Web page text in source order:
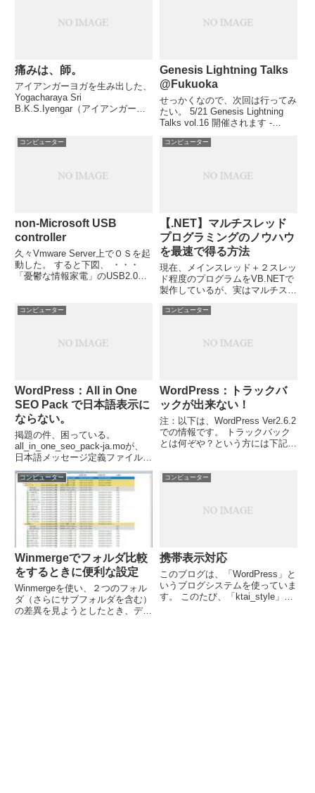
痛みは、師。
アイアンガーヨガを生み出した、
Yogacharaya Sri
B.K.S.Iyengar（アイアンガー
みはあなたを導くためのものであ
Genesis Lightning Talks
@Fukuoka
せっかくなので、次回は行ってみ
たい。 5/21 Genesis Lightning
Talks vol.16 開催されます -
Webサービスで中継動画も見れる
コンピューター
non-Microsoft USB
controller
久々Vmware Server上でＯＳを起
動した。 すると下図、 ・・・
「憂鬱な情報家電」のUSB2.0ハ
コンピューター
【.NET】マルチスレッド
プログラミングのノウハウ
を最速で得る方法
現在、メインスレッド＋２スレッ
ド程度のプログラムをVB.NETで
製作しているが、実はマルチスレ
は初めてだったりする・・・
「コンソールアプリ」での実装
コンピューター
WordPress：All in One
SEO Pack で日本語表示に
ならない。
掲題の件、困っている。
all_in_one_seo_pack-ja.moが、
日本語メッセージ定義ファイル
（と呼んでいいのか）だとはわか
っている。 日本語表示障害につ
いては、上記日本語訳ファイルを
作った方のページに解決方法が書
いてあるが（上...
コンピューター
WordPress：トラックバ
ックが出来ない！
注：以下は、WordPress Ver2.6.2
での情報です。 トラックバック
とは何ぞや？という方には下記。
様書 昨年12月某日、このブログ
コンピューター
Winmergeでフォルダ比較
をするときに便利な設定
Winmergeを使い、２つのフォル
ダ（さらにサブフォルダを含む）
の差異を見ようとしたとき、デフ
コンピューター
携帯表示対応
このブログは、「WordPress」と
いうブログシステムを使っていま
す。 このたび、「ktai_style」と